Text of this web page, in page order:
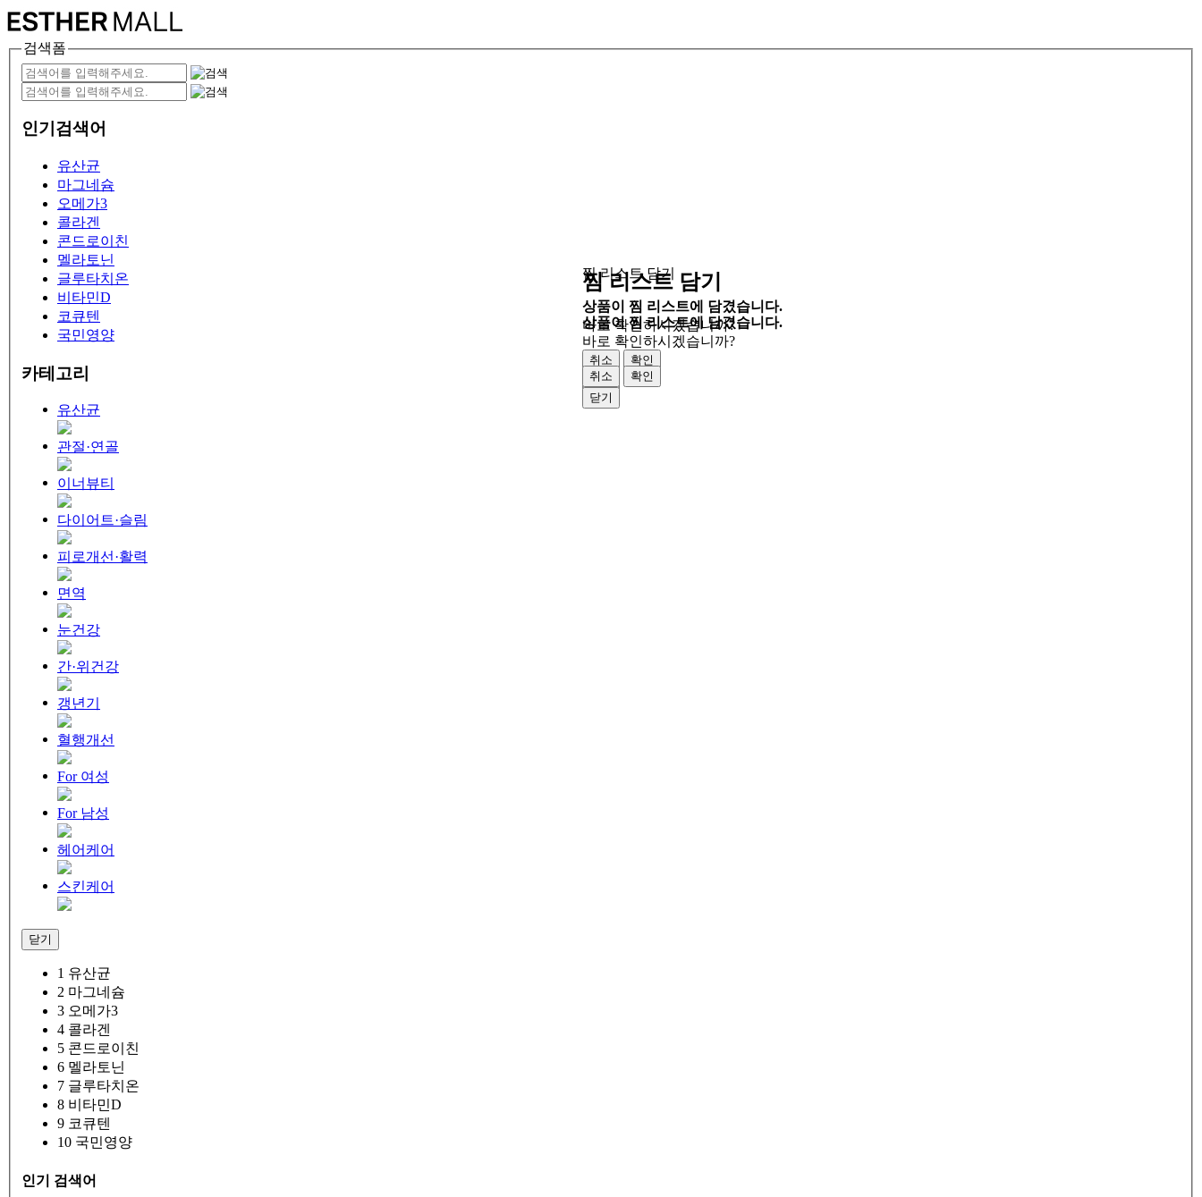
검색폼
인기검색어
유산균
마그네슘
오메가3
콜라겐
콘드로이친
멜라토닌
글루타치온
비타민D
코큐텐
국민영양
카테고리
유산균
관절·연골
이너뷰티
다이어트·슬림
피로개선·활력
면역
눈건강
간·위건강
갱년기
혈행개선
For 여성
For 남성
헤어케어
스킨케어
닫기
1 유산균
2 마그네슘
3 오메가3
4 콜라겐
5 콘드로이친
6 멜라토닌
7 글루타치온
8 비타민D
9 코큐텐
10 국민영양
인기 검색어
찜 리스트 담기
상품이 찜 리스트에 담겼습니다.
바로 확인하시겠습니까?
취소
확인
닫기
찜 리스트 담기
상품이 찜 리스트에 담겼습니다.
바로 확인하시겠습니까?
취소
확인
닫기